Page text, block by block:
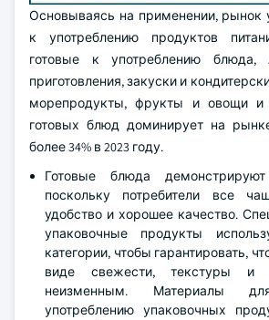
Основываясь на применении, рынок
к употреблению продуктов
готовые к употреблению блюда,
приготовления, закуски и
морепродукты, фрукты и овощи и
готовых блюд доминирует на
более 34% в 2023 году.
Готовые блюда
поскольку потребители все
удобство и хорошее качество.
упаковочные продукты
категории, чтобы гарантировать,
виде свежести, текстуры и
неизменным. Материалы
употреблению упаковочных